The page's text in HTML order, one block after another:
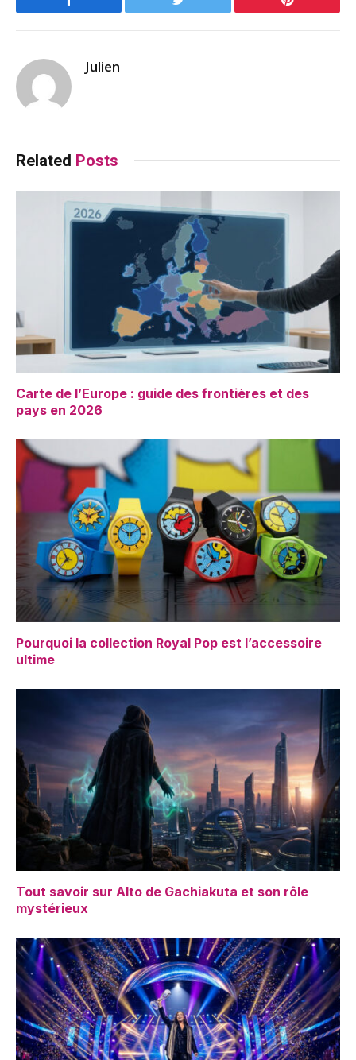
Facebook Twitter Pinterest
Julien
Related Posts
Carte de l’Europe : guide des frontières et des
pays en 2026
Pourquoi la collection Royal Pop est l’accessoire
ultime
Tout savoir sur Alto de Gachiakuta et son rôle
mystérieux